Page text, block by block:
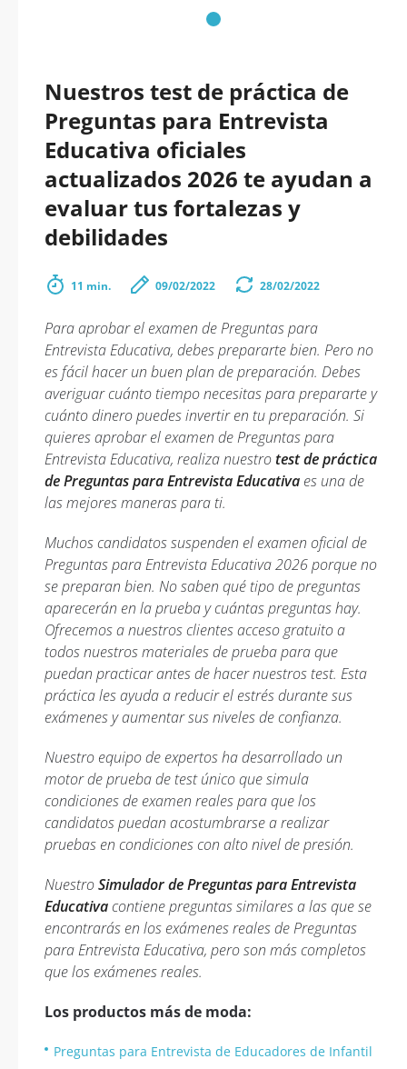
Nuestros test de práctica de
Preguntas para Entrevista
Educativa oficiales
actualizados 2026 te ayudan a
evaluar tus fortalezas y
debilidades
11 min. 09/02/2022 28/02/2022
Para aprobar el examen de Preguntas para
Entrevista Educativa, debes prepararte bien. Pero no
es fácil hacer un buen plan de preparación. Debes
averiguar cuánto tiempo necesitas para prepararte y
cuánto dinero puedes invertir en tu preparación. Si
quieres aprobar el examen de Preguntas para
Entrevista Educativa, realiza nuestro test de práctica
de Preguntas para Entrevista Educativa es una de
las mejores maneras para ti.
Muchos candidatos suspenden el examen oficial de
Preguntas para Entrevista Educativa 2026 porque no
se preparan bien. No saben qué tipo de preguntas
aparecerán en la prueba y cuántas preguntas hay.
Ofrecemos a nuestros clientes acceso gratuito a
todos nuestros materiales de prueba para que
puedan practicar antes de hacer nuestros test. Esta
práctica les ayuda a reducir el estrés durante sus
exámenes y aumentar sus niveles de confianza.
Nuestro equipo de expertos ha desarrollado un
motor de prueba de test único que simula
condiciones de examen reales para que los
candidatos puedan acostumbrarse a realizar
pruebas en condiciones con alto nivel de presión.
NuestroSimulador de Preguntas para Entrevista
Educativacontiene preguntas similares a las que se
encontrarás en los exámenes reales de Preguntas
para Entrevista Educativa, pero son más completos
que los exámenes reales.
Los productos más de moda:
Preguntas para Entrevista de Educadores de Infantil